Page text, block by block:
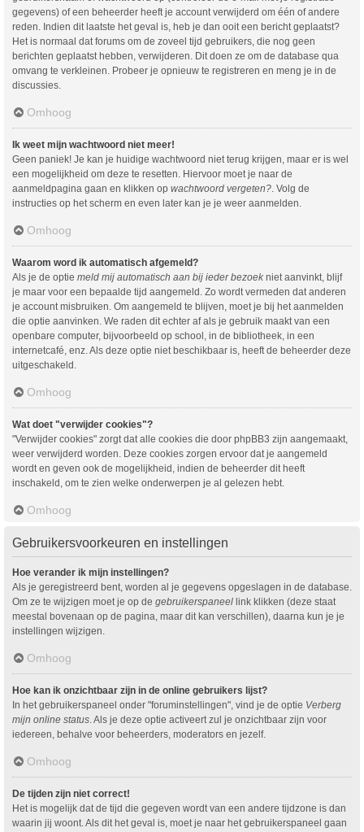
gegevens) of een beheerder heeft je account verwijderd om één of andere
reden. Indien dit laatste het geval is, heb je dan ooit een bericht geplaatst?
Het is normaal dat forums om de zoveel tijd gebruikers, die nog geen
berichten geplaatst hebben, verwijderen. Dit doen ze om de database qua
omvang te verkleinen. Probeer je opnieuw te registreren en meng je in de
discussies.
Omhoog
Ik weet mijn wachtwoord niet meer!
Geen paniek! Je kan je huidige wachtwoord niet terug krijgen, maar er is wel
een mogelijkheid om deze te resetten. Hiervoor moet je naar de
aanmeldpagina gaan en klikken op wachtwoord vergeten?. Volg de
instructies op het scherm en even later kan je je weer aanmelden.
Omhoog
Waarom word ik automatisch afgemeld?
Als je de optie meld mij automatisch aan bij ieder bezoek niet aanvinkt, blijf
je maar voor een bepaalde tijd aangemeld. Zo wordt vermeden dat anderen
je account misbruiken. Om aangemeld te blijven, moet je bij het aanmelden
die optie aanvinken. We raden dit echter af als je gebruik maakt van een
openbare computer, bijvoorbeeld op school, in de bibliotheek, in een
internetcafé, enz. Als deze optie niet beschikbaar is, heeft de beheerder deze
uitgeschakeld.
Omhoog
Wat doet "verwijder cookies"?
"Verwijder cookies" zorgt dat alle cookies die door phpBB3 zijn aangemaakt,
weer verwijderd worden. Deze cookies zorgen ervoor dat je aangemeld
wordt en geven ook de mogelijkheid, indien de beheerder dit heeft
inschakeld, om te zien welke onderwerpen je al gelezen hebt.
Omhoog
Gebruikersvoorkeuren en instellingen
Hoe verander ik mijn instellingen?
Als je geregistreerd bent, worden al je gegevens opgeslagen in de database.
Om ze te wijzigen moet je op de gebruikerspaneel link klikken (deze staat
meestal bovenaan op de pagina, maar dit kan verschillen), daarna kun je je
instellingen wijzigen.
Omhoog
Hoe kan ik onzichtbaar zijn in de online gebruikers lijst?
In het gebruikerspaneel onder "foruminstellingen", vind je de optie Verberg
mijn online status. Als je deze optie activeert zul je onzichtbaar zijn voor
iedereen, behalve voor beheerders, moderators en jezelf.
Omhoog
De tijden zijn niet correct!
Het is mogelijk dat de tijd die gegeven wordt van een andere tijdzone is dan
waarin jij woont. Als dit het geval is, moet je naar het gebruikerspaneel gaan